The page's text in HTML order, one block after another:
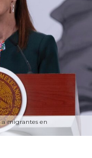
a migrantes en